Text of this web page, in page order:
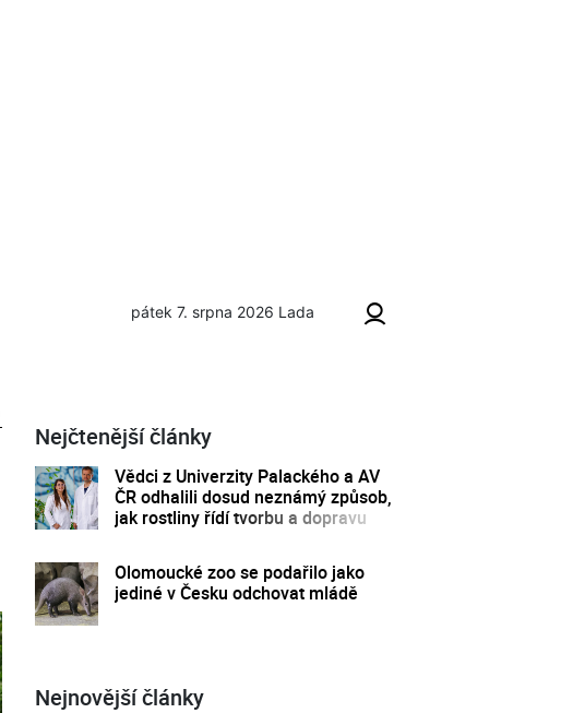
pátek 7. srpna 2026 Lada
Nejčtenější články
Vědci z Univerzity Palackého a AV
ČR odhalili dosud neznámý způsob,
jak rostliny řídí tvorbu a dopravu
Olomoucké zoo se podařilo jako
jediné v Česku odchovat mládě
Nejnovější články